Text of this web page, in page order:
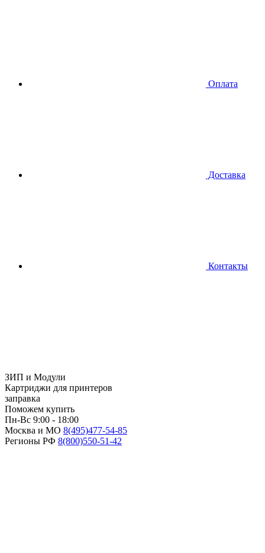
Оплата
Доставка
Контакты
ЗИП и Модули
Картриджи для принтеров
заправка
Поможем купить
Пн-Вс 9:00 - 18:00
Москва и МО 8(495)477-54-85
Регионы РФ 8(800)550-51-42